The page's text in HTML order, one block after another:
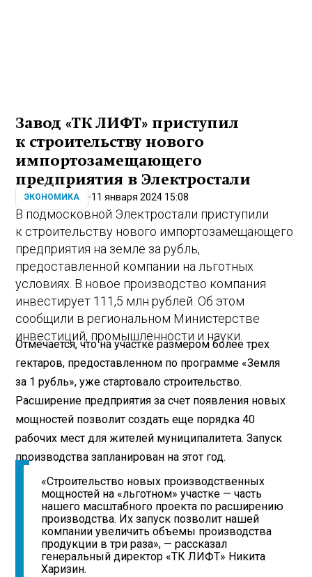
Завод «ТК ЛИФТ» приступил
к строительству нового
импортозамещающего
предприятия в Электростали
ЭКОНОМИКА 11 января 2024 15:08
В подмосковной Электростали приступили
к строительству нового импортозамещающего
предприятия на земле за рубль,
предоставленной компании на льготных
условиях. В новое производство компания
инвестирует 111,5 млн рублей. Об этом
сообщили в региональном Министерстве
инвестиций, промышленности и науки.
Отмечается, что на участке размером более трех
гектаров, предоставленном по программе «Земля
за 1 рубль», уже стартовало строительство.
Расширение предприятия за счет появления новых
мощностей позволит создать еще порядка 40
рабочих мест для жителей муниципалитета. Запуск
производства запланирован на этот год.
«Строительство новых производственных
мощностей на «льготном» участке — часть
нашего масштабного проекта по расширению
производства. Их запуск позволит нашей
компании увеличить объемы производства
продукции в три раза», — рассказал
генеральный директор «ТК ЛИФТ» Никита
Харизин.